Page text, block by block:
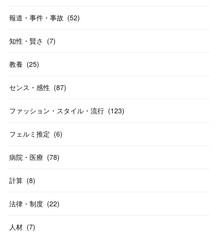
報道・事件・事故 (52)
知性・賢さ (7)
教養 (25)
センス・感性 (87)
ファッション・スタイル・流行 (123)
フェルミ推定 (6)
病院・医療 (78)
計算 (8)
法律・制度 (22)
人材 (7)